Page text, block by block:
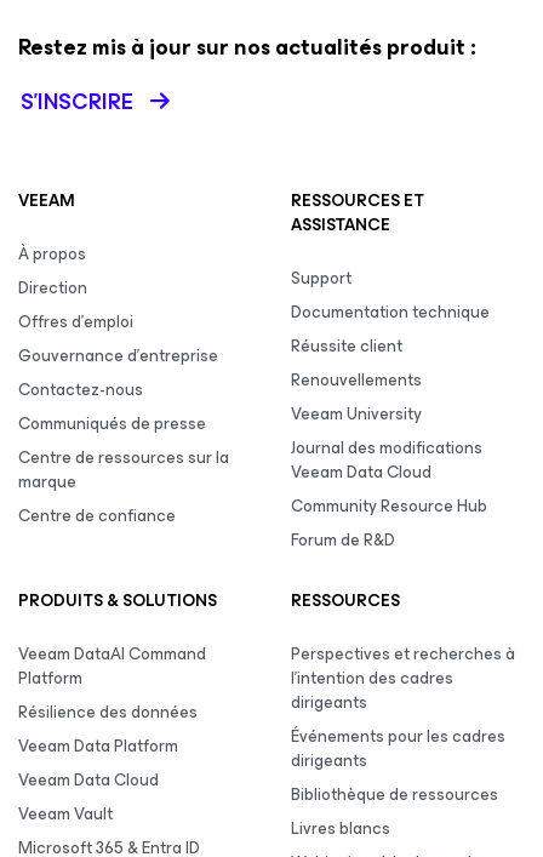
Restez mis à jour sur nos actualités produit :
S’INSCRIRE
VEEAM
À propos
Direction
Offres d’emploi
Gouvernance d’entreprise
Contactez-nous
Communiqués de presse
Centre de ressources sur la
marque
Centre de confiance
RESSOURCES ET
ASSISTANCE
Support
Documentation technique
Réussite client
Renouvellements
Veeam University
Journal des modifications
Veeam Data Cloud
Community Resource Hub
Forum de R&D
PRODUITS & SOLUTIONS
Veeam DataAI Command
Platform
Résilience des données
Veeam Data Platform
Veeam Data Cloud
Veeam Vault
Microsoft 365 & Entra ID
RESSOURCES
Perspectives et recherches à
l’intention des cadres
dirigeants
Événements pour les cadres
dirigeants
Bibliothèque de ressources
Livres blancs